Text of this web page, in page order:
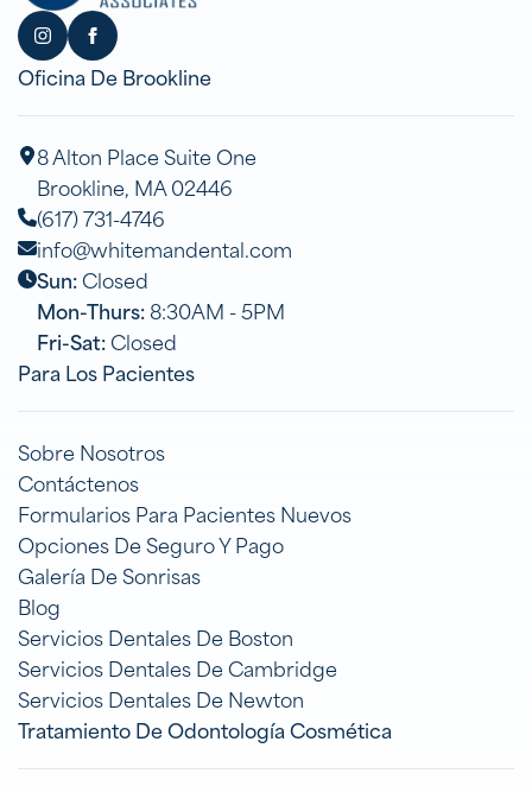
Oficina De Brookline
8 Alton Place Suite One
Brookline, MA 02446
(617) 731-4746
info@whitemandental.com
Sun:Closed
Mon-Thurs:8:30AM - 5PM
Fri-Sat:Closed
Para Los Pacientes
Sobre Nosotros
Contáctenos
Formularios Para Pacientes Nuevos
Opciones De Seguro Y Pago
Galería De Sonrisas
Blog
Servicios Dentales De Boston
Servicios Dentales De Cambridge
Servicios Dentales De Newton
Tratamiento De Odontología Cosmética